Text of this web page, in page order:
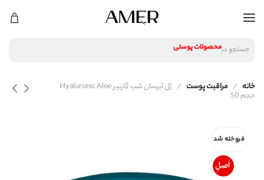
جستجو درمحصولات مراقبت مو
محصولات پوستی
خانه مراقبت پوست ژل آبرسان شب گارنیر Hyaluronic Aloe
حجم 50
فروخته شد